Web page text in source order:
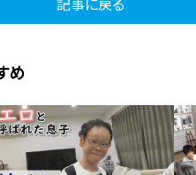
記事に戻る
め